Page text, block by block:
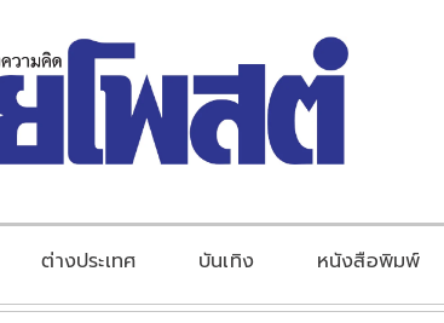
ต่างประเทศ บันเทิง หนังสือพิมพ์